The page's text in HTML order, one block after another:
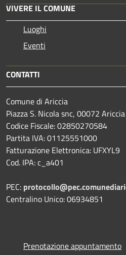
VIVERE IL COMUNE
Luoghi
Eventi
CONTATTI
Comune di Ariccia
Piazza S. Nicola snc, 00072
Codice Fiscale: 02850270584
Partita IVA: 01125551000
Fatturazione Elettronica: UFXYL9
Cod. IPA: c_a401
PEC:
Centralino Unico: 06934851
Prenotazione appuntamento